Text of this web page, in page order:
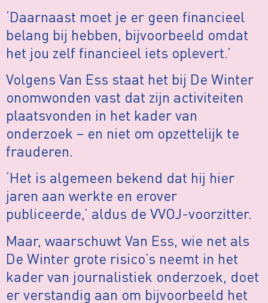
‘Daarnaast moet je er geen financieel
belang bij hebben, bijvoorbeeld omdat
het jou zelf financieel iets oplevert.’
Volgens Van Ess staat het bij De Winter
onomwonden vast dat zijn activiteiten
plaatsvonden in het kader van
onderzoek – en niet om opzettelijk te
frauderen.
‘Het is algemeen bekend dat hij hier
jaren aan werkte en erover
publiceerde,’ aldus de VVOJ-voorzitter.
Maar, waarschuwt Van Ess, wie net als
De Winter grote risico’s neemt in het
kader van journalistiek onderzoek, doet
er verstandig aan om bijvoorbeeld het